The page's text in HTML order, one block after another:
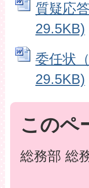
質疑応
29.5KB)
委任状
29.5KB)
このペ
総務部 総